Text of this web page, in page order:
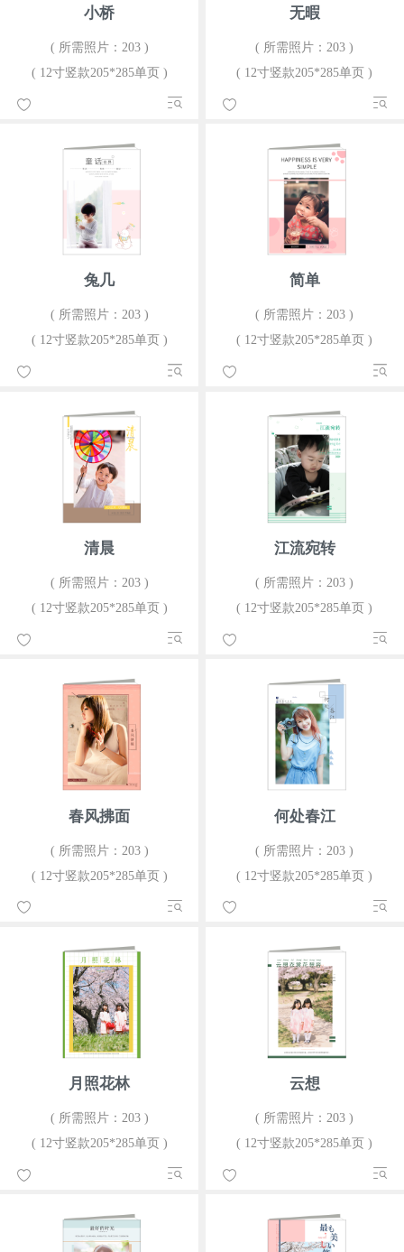
小桥
( 所需照片：203 )
( 12寸竖款205*285单页 )
无暇
( 所需照片：203 )
( 12寸竖款205*285单页 )
兔几
( 所需照片：203 )
( 12寸竖款205*285单页 )
简单
( 所需照片：203 )
( 12寸竖款205*285单页 )
清晨
( 所需照片：203 )
( 12寸竖款205*285单页 )
江流宛转
( 所需照片：203 )
( 12寸竖款205*285单页 )
春风拂面
( 所需照片：203 )
( 12寸竖款205*285单页 )
何处春江
( 所需照片：203 )
( 12寸竖款205*285单页 )
月照花林
( 所需照片：203 )
( 12寸竖款205*285单页 )
云想
( 所需照片：203 )
( 12寸竖款205*285单页 )